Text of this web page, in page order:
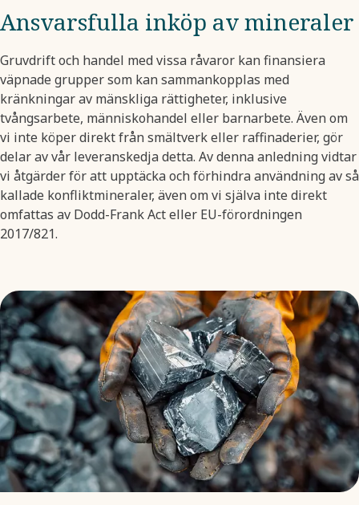
Ansvarsfulla inköp av mineraler
Gruvdrift och handel med vissa råvaror kan finansiera
väpnade grupper som kan sammankopplas med
kränkningar av mänskliga rättigheter, inklusive
tvångsarbete, människohandel eller barnarbete. Även om
vi inte köper direkt från smältverk eller raffinaderier, gör
delar av vår leveranskedja detta. Av denna anledning vidtar
vi åtgärder för att upptäcka och förhindra användning av så
kallade konfliktmineraler, även om vi själva inte direkt
omfattas av Dodd-Frank Act eller EU-förordningen
2017/821.